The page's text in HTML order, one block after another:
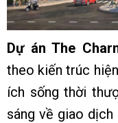
Dự án The
theo kiến trúc
ích sống thời
sáng về giao